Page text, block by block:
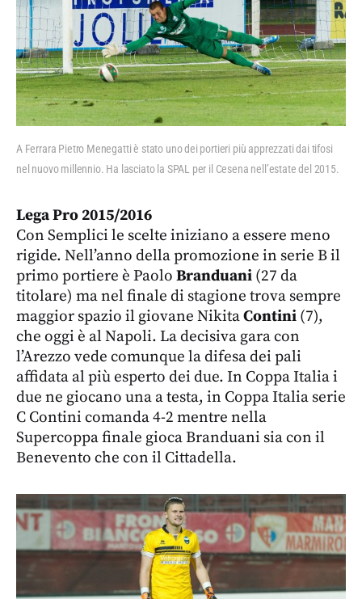
A Ferrara Pietro Menegatti è stato uno dei portieri più apprezzati dai tifosi
nel nuovo millennio. Ha lasciato la SPAL per il Cesena nell’estate del 2015.
Lega Pro 2015/2016
Con Semplici le scelte iniziano a essere meno
rigide. Nell’anno della promozione in serie B il
primo portiere è Paolo Branduani (27 da
titolare) ma nel finale di stagione trova sempre
maggior spazio il giovane NikitaContini (7),
che oggi è al Napoli. La decisiva gara con
l’Arezzo vede comunque la difesa dei pali
affidata al più esperto dei due. In Coppa Italia i
due ne giocano una a testa, in Coppa Italia serie
C Contini comanda 4-2 mentre nella
Supercoppa finale gioca Branduani sia con il
Benevento che con il Cittadella.